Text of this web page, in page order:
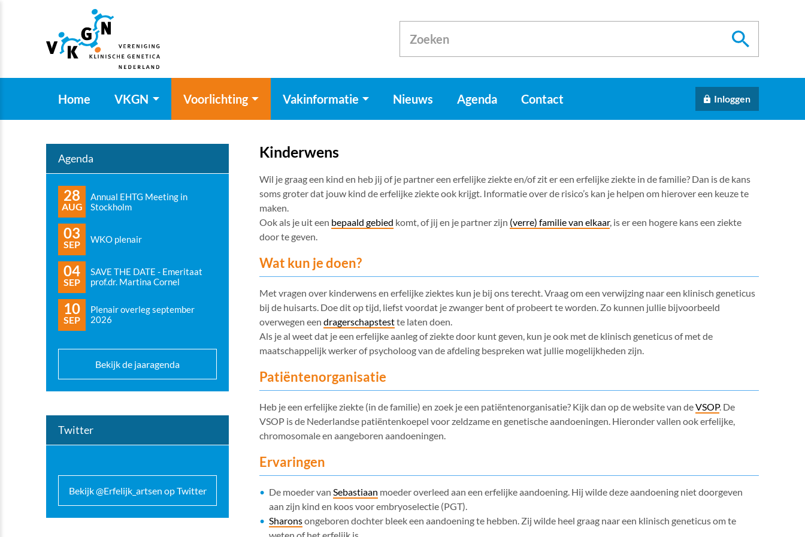
Home VKGN Voorlichting Vakinformatie Nieuws Agenda Contact Inloggen
Kinderwens
Wil je graag een kind en heb jij of je partner een erfelijke ziekte en/of zit er een erfelijke ziekte in de familie? Dan is de kans
soms groter dat jouw kind de erfelijke ziekte ook krijgt. Informatie over de risico’s kan je helpen om hierover een keuze te
maken.
Ook als je uit een bepaald gebied komt, of jij en je partner zijn (verre) familie van elkaar, is er een hogere kans een ziekte
door te geven.
Wat kun je doen?
Met vragen over kinderwens en erfelijke ziektes kun je bij ons terecht. Vraag om een verwijzing naar een klinisch geneticus
bij de huisarts. Doe dit op tijd, liefst voordat je zwanger bent of probeert te worden. Zo kunnen jullie bijvoorbeeld
overwegen een dragerschapstestte laten doen.
Als je al weet dat je een erfelijke aanleg of ziekte door kunt geven, kun je ook met de klinisch geneticus of met de
maatschappelijk werker of psycholoog van de afdeling bespreken wat jullie mogelijkheden zijn.
Patiëntenorganisatie
Heb je een erfelijke ziekte (in de familie) en zoek je een patiëntenorganisatie? Kijk dan op de website van deVSOP. De
VSOP is de Nederlandse patiëntenkoepel voor zeldzame en genetische aandoeningen. Hieronder vallen ook erfelijke,
chromosomale en aangeboren aandoeningen.
Ervaringen
De moeder van Sebastiaan moeder overleed aan een erfelijke aandoening. Hij wilde deze aandoening niet doorgeven
aan zijn kind en koos voor embryoselectie (PGT).
Sharonsongeboren dochter bleek een aandoening te hebben. Zij wilde heel graag naar een klinisch geneticus om te
Agenda
28
AUG
Annual EHTG Meeting in
Stockholm
03
SEP WKO plenair
04
SEP
SAVE THE DATE - Emeritaat
prof.dr. Martina Cornel
10
SEP
Plenair overleg september
2026
Bekijk de jaaragenda
Twitter
Bekijk @Erfelijk_artsen op Twitter